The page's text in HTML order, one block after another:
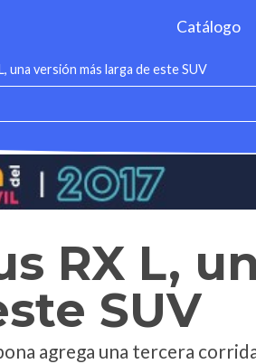
Catálogo
una versión más larga de este SUV
RX L,
SUV
agrega una tercera